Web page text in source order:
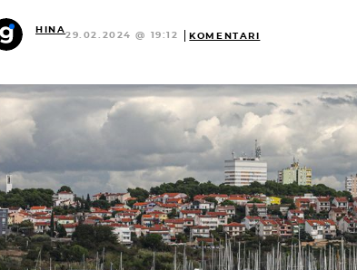
HINA
29.02.2024 @ 19:12 KOMENTARI